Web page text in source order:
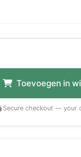
Toevoegen in
Secure checkout — your